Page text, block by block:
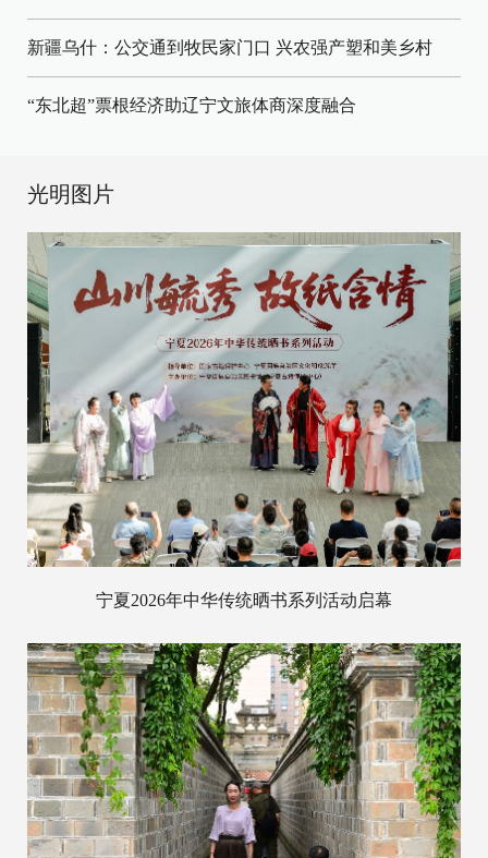
新疆乌什：公交通到牧民家门口 兴农强产塑和美乡村
“东北超”票根经济助辽宁文旅体商深度融合
光明图片
宁夏2026年中华传统晒书系列活动启幕